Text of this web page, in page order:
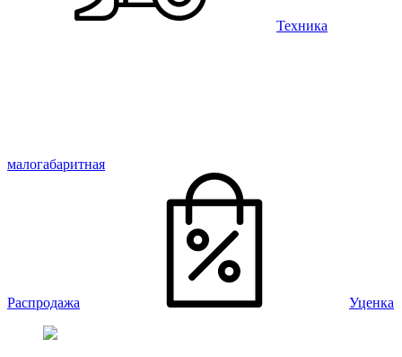
Техника
малогабаритная
Распродажа Уценка